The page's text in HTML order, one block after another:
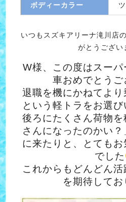
ボディーカラー
いつもスズキアリーナ滝川店
がとうござい
W様、この度はスー
車おめでとうご
退職を機にかねてよ
という軽トラをお選び
後ろにたくさん荷物
さんになったのかい
に来たりと、とても
でした
これからもどんどん
を期待してお